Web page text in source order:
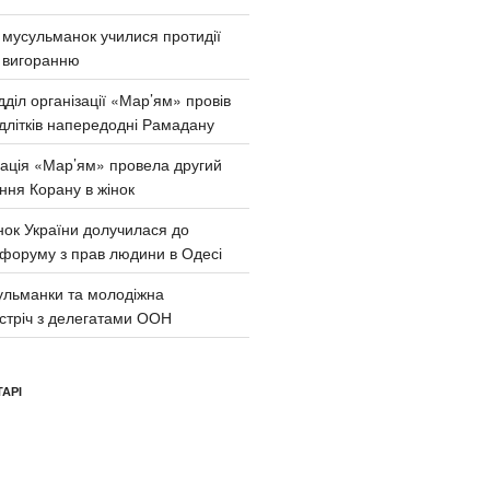
мусульманок училися протидії
організації «Мар’ям» провів
напередодні Рамадану
«Мар’ям» провела другий
Корану в жінок
України долучилася до
форуму з прав людини в Одесі
та молодіжна
з делегатами ООН